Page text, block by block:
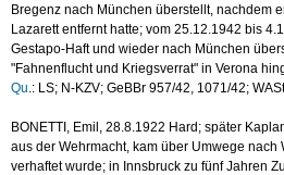
Bregenz nach München überstellt, nachdem
Lazarett entfernt hatte; vom 25.12.1942 bis
Gestapo-Haft und wieder nach München
"Fahnenflucht und Kriegsverrat" in Verona
Qu .: LS; N-KZV; GeBBr 957/42, 1071/42;
BONETTI, Emil, 28.8.1922 Hard; später
aus der Wehrmacht, kam über Umwege nach
verhaftet wurde; in Innsbruck zu fünf Jahren